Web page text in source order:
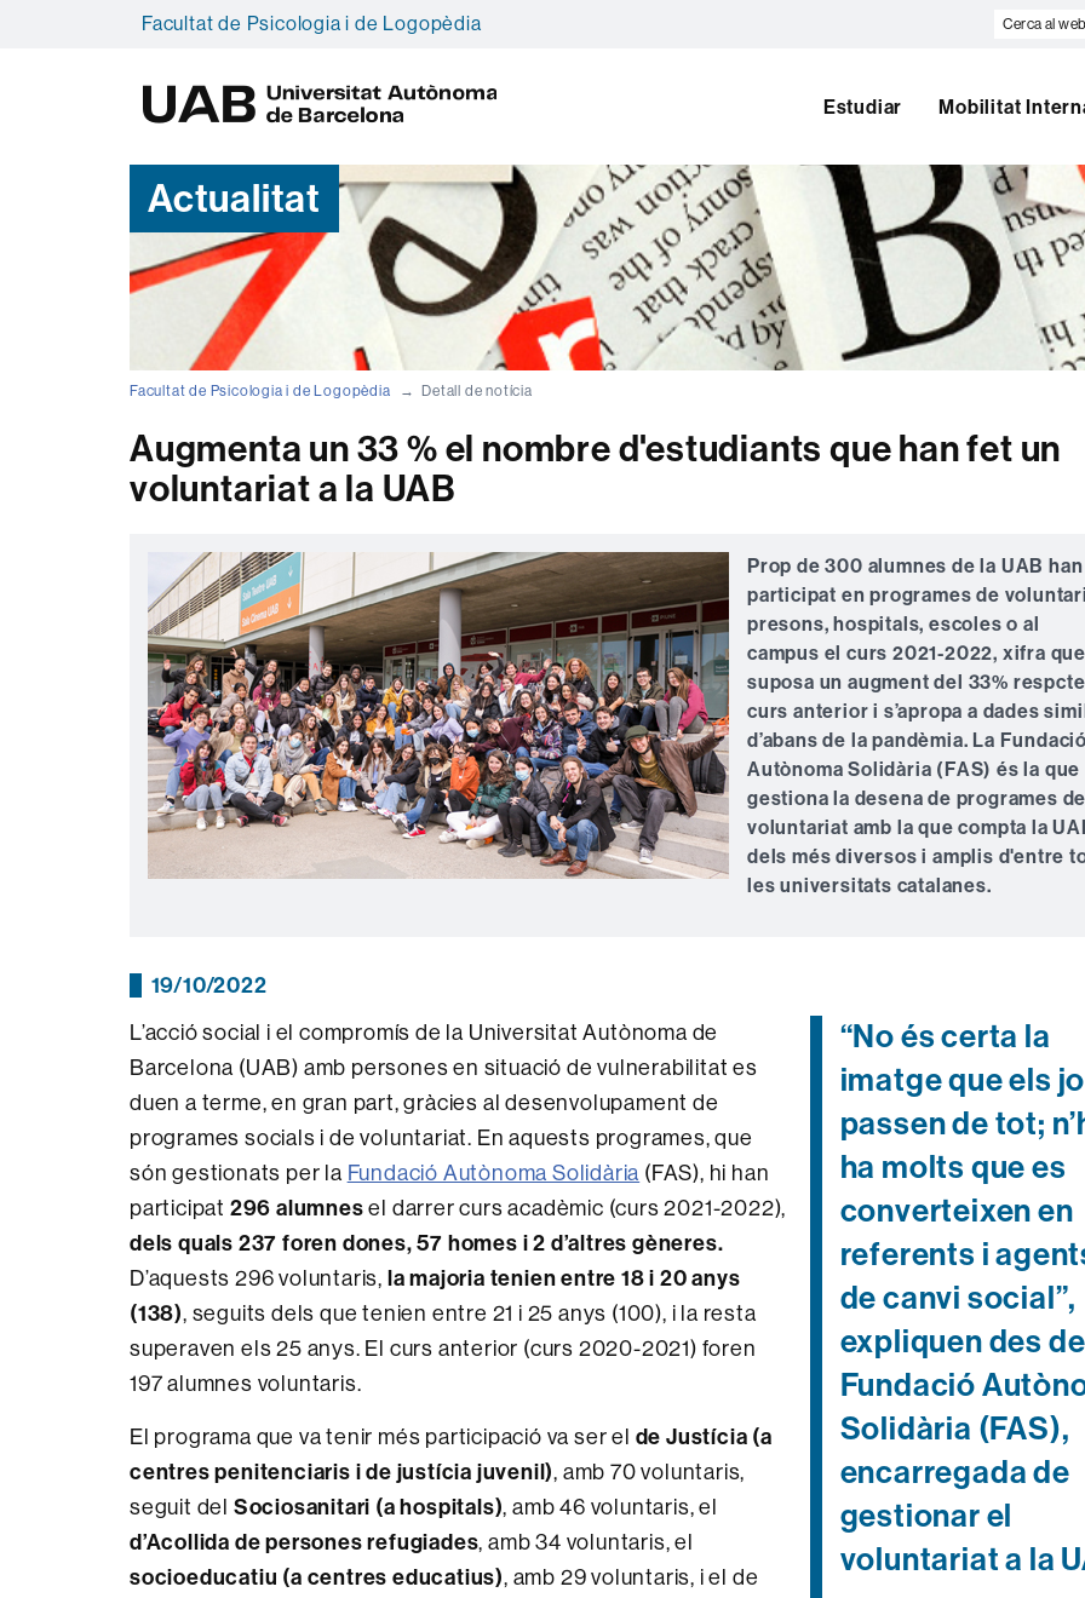
Facultat de Psicologia i de Logopèdia
Cerca
B
Estudiar Mobilitat
Actualitat
Facultat de Psicologia i de Logopèdia Detall de notícia
Augmenta un 33 % el nombre d'estudiants que han fet un
voluntariat a la UAB
Prop de 300 alumnes de la UAB han
participat en programes de
presons, hospitals, escoles o al
campus el curs 2021-2022, xifra
suposa un augment del 33%
curs anterior i s’apropa a dades
d’abans de la pandèmia. La
Autònoma Solidària (FAS) és la que
gestiona la desena de programes
voluntariat amb la que compta la
dels més diversos i amplis d'entre
les universitats catalanes.
19/10/2022
“No és certa la
imatge que els
passen de tot;
ha molts que es
converteixen en
referents i
de canvi social”,
expliquen des
Fundació
Solidària (FAS),
encarregada de
gestionar el
voluntariat a la
L’acció social i el compromís de la Universitat Autònoma de
Barcelona (UAB) amb persones en situació de vulnerabilitat es
duen a terme, en gran part, gràcies al desenvolupament de
programes socials i de voluntariat. En aquests programes, que
són gestionats per la Fundació Autònoma Solidària (FAS), hi han
participat 296 alumnes el darrer curs acadèmic (curs 2021-2022),
dels quals 237 foren dones, 57 homes i 2 d’altres gèneres.
D’aquests 296 voluntaris, la majoria tenien entre 18 i 20 anys
(138), seguits dels que tenien entre 21 i 25 anys (100), i la resta
superaven els 25 anys. El curs anterior (curs 2020-2021) foren
197 alumnes voluntaris.
El programa que va tenir més participació va ser el de Justícia (a
centres penitenciaris i de justícia juvenil), amb 70 voluntaris,
seguit del Sociosanitari (a hospitals), amb 46 voluntaris, el
d’Acollida de persones refugiades, amb 34 voluntaris, el
socioeducatiu (a centres educatius), amb 29 voluntaris, i el de